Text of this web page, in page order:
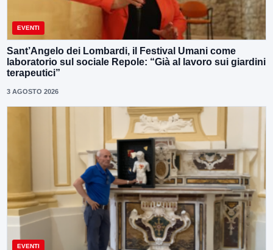
EVENTI
Sant’Angelo dei Lombardi, il Festival Umani come
laboratorio sul sociale Repole: “Già al lavoro sui giardini
terapeutici”
3 AGOSTO 2026
EVENTI